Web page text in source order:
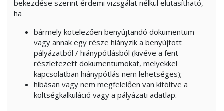
bekezdése szerint érdemi vizsgálat nélkül elutasítható,
ha
bármely kötelezően benyújtandó dokumentum
vagy annak egy része hiányzik a benyújtott
pályázatból / hiánypótlásból (kivéve a fent
részletezett dokumentumokat, melyekkel
kapcsolatban hiánypótlás nem lehetséges);
hibásan vagy nem megfelelően van kitöltve a
költségkalkuláció vagy a pályázati adatlap.